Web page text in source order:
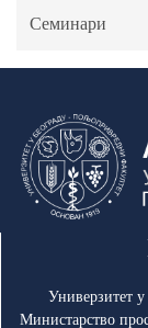
Семинари
Универзитет у
Министарство